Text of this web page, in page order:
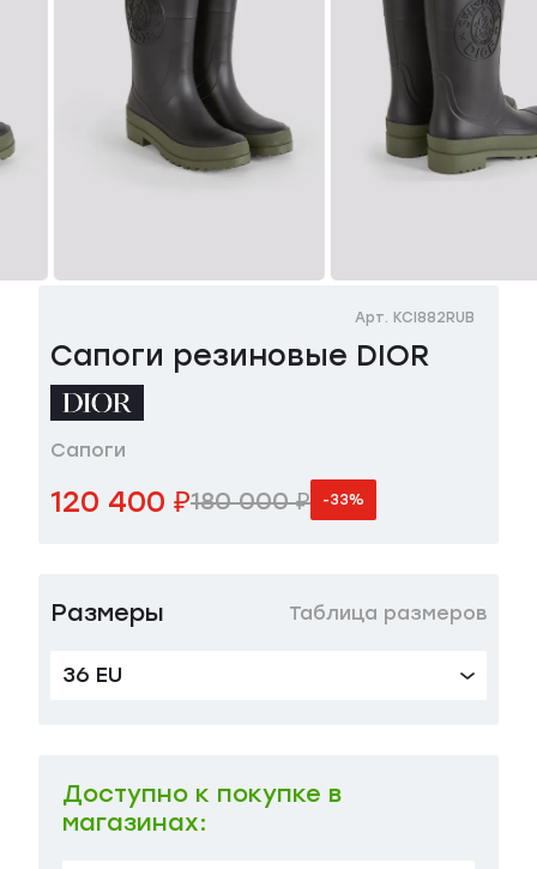
Сапоги резиновые DIOR
Арт. KCI882RUB
Сапоги
120 400 ₽180 000 ₽ -33%
Размеры Таблица размеров
36 EU
38 EU
40 EU
Доступно к покупке в
магазинах: